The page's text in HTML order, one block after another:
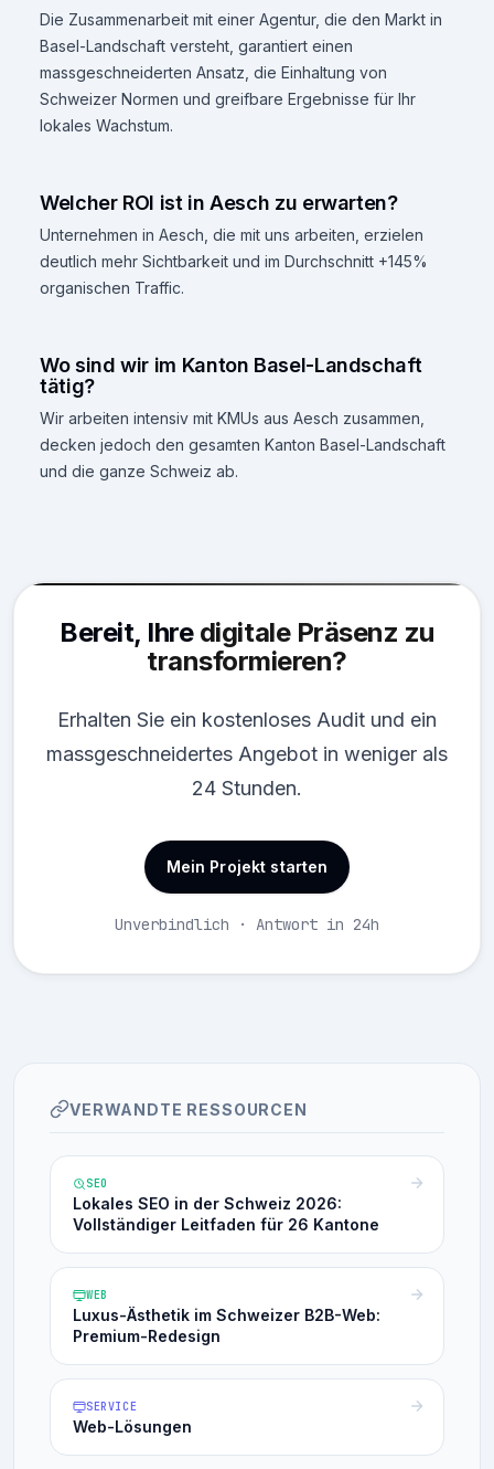
Die Zusammenarbeit mit einer Agentur, die den Markt in
Basel-Landschaft versteht, garantiert einen
massgeschneiderten Ansatz, die Einhaltung von
Schweizer Normen und greifbare Ergebnisse für Ihr
lokales Wachstum.
Welcher ROI ist in Aesch zu erwarten?
Unternehmen in Aesch, die mit uns arbeiten, erzielen
deutlich mehr Sichtbarkeit und im Durchschnitt +145%
organischen Traffic.
Wo sind wir im Kanton Basel-Landschaft
tätig?
Wir arbeiten intensiv mit KMUs aus Aesch zusammen,
decken jedoch den gesamten Kanton Basel-Landschaft
und die ganze Schweiz ab.
Bereit, Ihre digitale Präsenz zu
transformieren?
Erhalten Sie ein kostenloses Audit und ein
massgeschneidertes Angebot in weniger als
24 Stunden.
Mein Projekt starten
Unverbindlich · Antwort in 24h
VERWANDTE RESSOURCEN
SEO
Lokales SEO in der Schweiz 2026:
Vollständiger Leitfaden für 26 Kantone
WEB
Luxus-Ästhetik im Schweizer B2B-Web:
Premium-Redesign
SERVICE
Web-Lösungen